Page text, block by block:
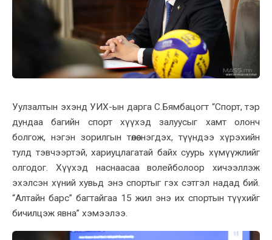
Уулзалтын эхэнд УИХ-ын дарга С.Бямбацогт “Спорт, тэр
дундаа багийн спорт хүүхэд залуусыг хамт олонч
болгож, нэгэн зорилгын төлөө нэгдэх, түүндээ хүрэхийн
тулд тэвчээртэй, хариуцлагатай байх суурь хүмүүжлийг
олгодог. Хүүхэд наснаасаа волейболоор хичээллэж
эхэлсэн хүний хувьд энэ спортыг гэх сэтгэл надад бий.
“Алтайн барс” багтайгаа 15 жил энэ их спортын түүхийг
бичилцэж явна” хэмээлээ.